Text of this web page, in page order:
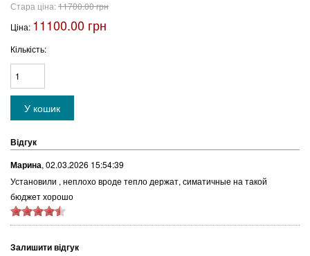
Стара ціна:11700.00 грн
Ціна: 11100.00 грн
Кількість:
Відгук
Марина, 02.03.2026 15:54:39
Установили , неплохо вроде тепло держат, симатичные на такой
бюджет хорошо
Залишити відгук